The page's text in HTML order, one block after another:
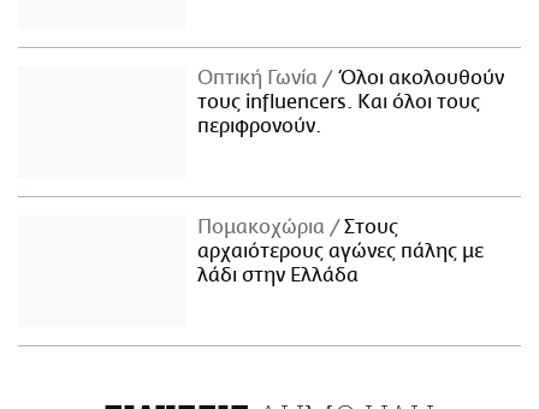
Οπτική Γωνία
Όλοι ακολουθούν
τους influencers. Και όλοι τους
περιφρονούν.
Πομακοχώρια
Στους
αρχαιότερους αγώνες πάλης με
λάδι στην Ελλάδα